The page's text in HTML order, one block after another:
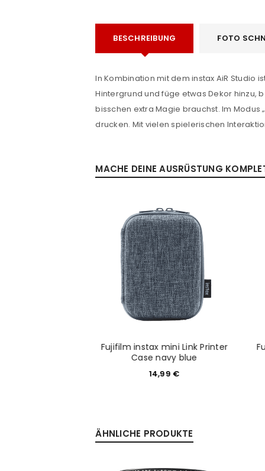
ANMELDEN
Benutzername oder E-Mail-
Passwort*
Anmeldeformular
ANMELDEN
PASSWORT VERGESSEN?
BESCHREIBUNG FOTO
In Kombination mit dem instax AiR Studio
Hintergrund und füge etwas Dekor hinzu,
bisschen extra Magie brauchst. Im Modus
drucken. Mit vielen spielerischen
MACHE DEINE AUSRÜSTUNG
Fujifilm instax mini Link Printer
Case navy blue
14,99 €
ÄHNLICHE PRODUKTE